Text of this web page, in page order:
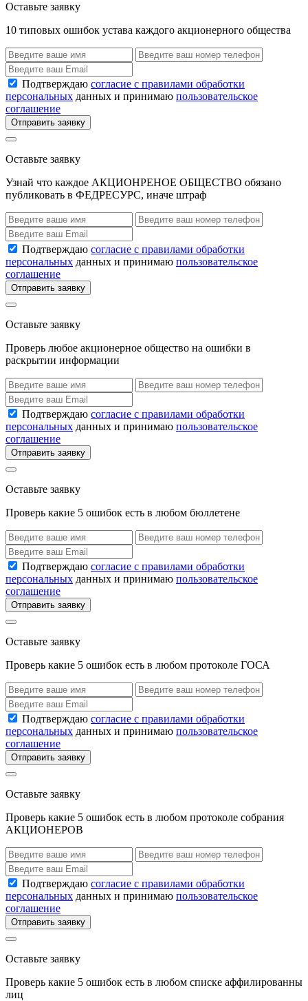
Оставьте заявку
10 типовых ошибок устава каждого акционерного общества
Подтверждаю согласие с правилами обработки
персональных данных и принимаю пользовательское
соглашение
Отправить заявку
Оставьте заявку
Узнай что каждое АКЦИОНРЕНОЕ ОБЩЕСТВО обязано
публиковать в ФЕДРЕСУРС, иначе штраф
Подтверждаю согласие с правилами обработки
персональных данных и принимаю пользовательское
соглашение
Отправить заявку
Оставьте заявку
Проверь любое акционерное общество на ошибки в
раскрытии информации
Подтверждаю согласие с правилами обработки
персональных данных и принимаю пользовательское
соглашение
Отправить заявку
Оставьте заявку
Проверь какие 5 ошибок есть в любом бюллетене
Подтверждаю согласие с правилами обработки
персональных данных и принимаю пользовательское
соглашение
Отправить заявку
Оставьте заявку
Проверь какие 5 ошибок есть в любом протоколе ГОСА
Подтверждаю согласие с правилами обработки
персональных данных и принимаю пользовательское
соглашение
Отправить заявку
Оставьте заявку
Проверь какие 5 ошибок есть в любом протоколе собрания
АКЦИОНЕРОВ
Подтверждаю согласие с правилами обработки
персональных данных и принимаю пользовательское
соглашение
Отправить заявку
Оставьте заявку
Проверь какие 5 ошибок есть в любом списке аффилированны
лиц